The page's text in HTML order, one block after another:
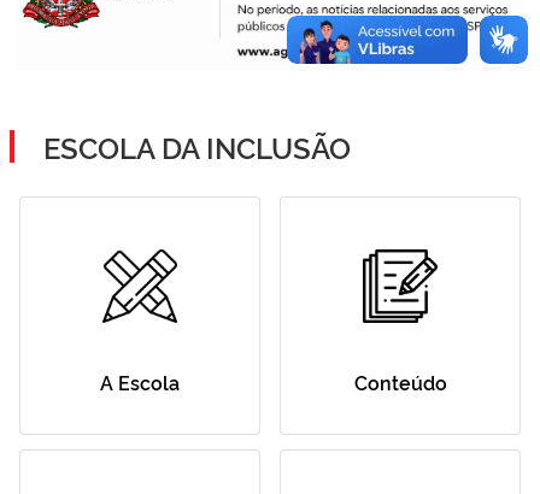
ESCOLA DA INCLUSÃO
A Escola Conteúdo